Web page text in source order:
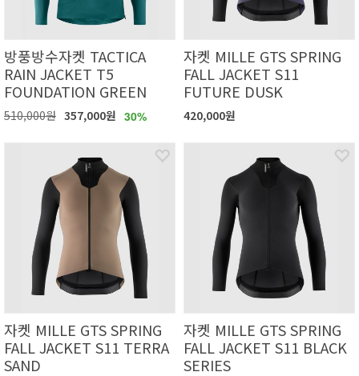
방풍방수자켓 TACTICA
RAIN JACKET T5
FOUNDATION GREEN
510,000원 357,000원 30%
자켓 MILLE GTS SPRING
FALL JACKET S11
FUTURE DUSK
420,000원
자켓 MILLE GTS SPRING
FALL JACKET S11 TERRA
SAND
자켓 MILLE GTS SPRING
FALL JACKET S11 BLACK
SERIES